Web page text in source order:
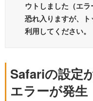
ウトしました（エラ
恐れ入りますが、
利用してください。
Safariの設定
エラーが発生